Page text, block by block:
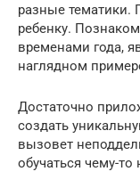
разные тематики.
ребенку.
временами года,
наглядном
Достаточно
создать
вызовет
обучаться чему-то